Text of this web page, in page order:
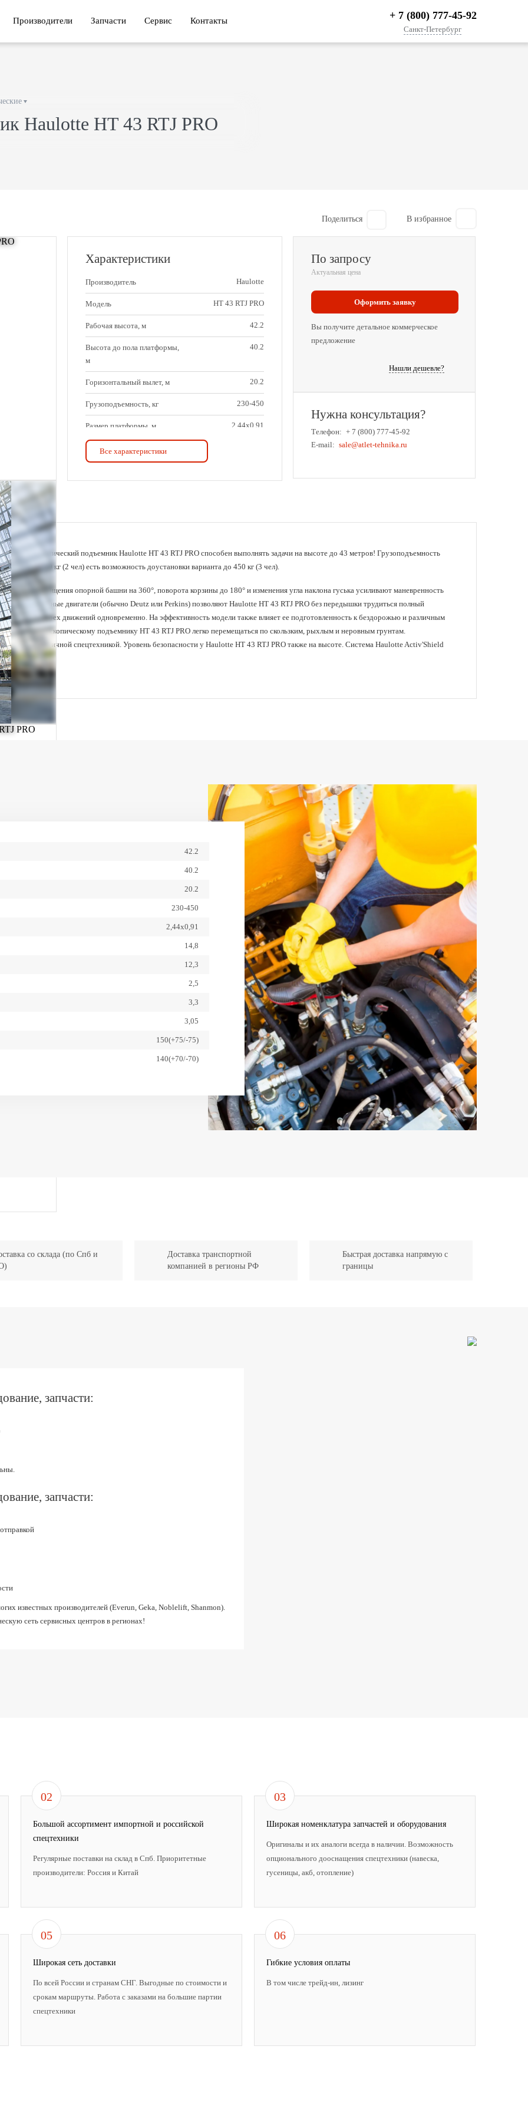
+ 7 (800) 777-45-92
Санкт-Петербург
Производители Запчасти Сервис Контакты
Haulotte HT 43 RTJ PRO
Поделиться
Характеристики
Производитель Haulotte
Модель HT 43 RTJ PRO
Рабочая высота, м 42.2
Высота до пола платформы,
м
40.2
Горизонтальный вылет, м 20.2
Грузоподъемность, кг 230-450
Размер платформы, м 2,44х0,91
Длина, м
положении, м
3,3
Горизонтальное вращение
гуська, градус
150(+75/-75)
Вертикальный ход гуська,
градус
140(+70/-70)
Угол поворота башни,
360
38
3
5,74
445/65-22,5
EU
21 400
HT 43 RTJ PRO
Все характеристики
По запросу
Актуальная цена
Оформить заявку
Вы получите детальное коммерческое
предложение
Нашли дешевле?
Нужна консультация?
Телефон: + 7 (800) 777-45-92
E-mail: sale@atlet-tehnika.ru
телескопический подъемник Haulotte HT 43 RTJ PRO способен выполнять задачи на высоте до 43 метров! Грузоподъемность
до 230 кг (2 чел) есть возможность доустановки варианта до 450 кг (3 чел).
вращения опорной башни на 360°, поворота корзины до 180° и изменения угла наклона гуська усиливают маневренность
дизельные двигатели (обычно Deutz или Perkins) позволяют Haulotte HT 43 RTJ PRO без передышки трудиться полный
до четырех движений одновременно. На эффективность модели также влияет ее подготовленность к бездорожью и различным
телескопическому подъемнику HT 43 RTJ PRO легко перемещаться по скользким, рыхлым и неровным грунтам.
его круглогодичной спецтехникой. Уровень безопасности у Haulotte HT 43 RTJ PRO также на высоте. Система Haulotte Activ'Shield
42.2
40.2
20.2
230-450
2,44х0,91
14,8
12,3
2,5
3,3
3,05
150(+75/-75)
140(+70/-70)
445/65-22,5
со склада (по Спб и
Доставка транспортной
компанией в регионы РФ
Быстрая доставка напрямую с
границы
запчасти:
запчасти:
известных производителей (Everun, Geka, Noblelift, Shanmon).
сеть сервисных центров в регионах!
02
Большой ассортимент импортной и российской
спецтехники
Регулярные поставки на склад в Спб. Приоритетные
производители: Россия и Китай
03
Широкая номенклатура запчастей и оборудования
Оригиналы и их аналоги всегда в наличии. Возможность
опционального дооснащения спецтехники (навеска,
гусеницы, акб, отопление)
05
Широкая сеть доставки
По всей России и странам СНГ. Выгодные по стоимости и
срокам маршруты. Работа с заказами на большие партии
спецтехники
06
Гибкие условия оплаты
В том числе трейд-ин, лизинг